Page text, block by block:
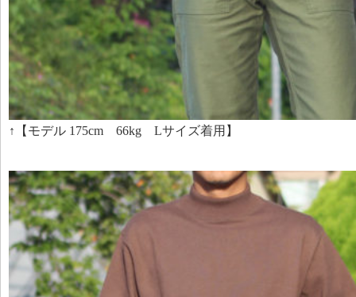
↑【モデル 175cm 66kg Lサイズ着用】